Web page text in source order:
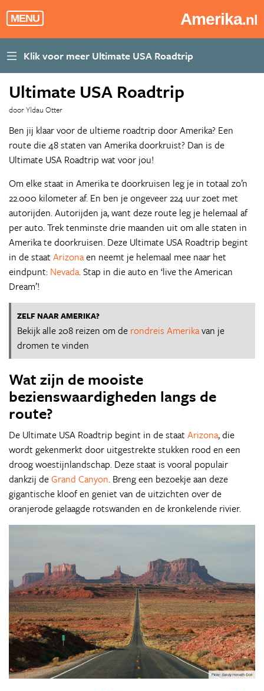
MENU Amerika.nl
Ultimate USA Roadtrip
door Yldau Otter
Ben jij klaar voor de ultieme roadtrip door Amerika? Een
route die 48 staten van Amerika doorkruist? Dan is de
Ultimate USA Roadtrip wat voor jou!
Om elke staat in Amerika te doorkruisen leg je in totaal zo’n
22.000 kilometer af. En ben je ongeveer 224 uur zoet met
autorijden. Autorijden ja, want deze route leg je helemaal af
per auto. Trek tenminste drie maanden uit om alle staten in
Amerika te doorkruisen. Deze Ultimate USA Roadtrip begint
in de staat Arizonaen neemt je helemaal mee naar het
eindpunt: Nevada. Stap in die auto en ‘live the American
Dream’!
ZELF NAAR AMERIKA?
Bekijk alle 208 reizen om de rondreis Amerikavan je
dromen te vinden
Wat zijn de mooiste
bezienswaardigheden langs de
route?
De Ultimate USA Roadtrip begint in de staat Arizona, die
wordt gekenmerkt door uitgestrekte stukken rood en een
droog woestijnlandschap. Deze staat is vooral populair
dankzij deGrand Canyon. Breng een bezoekje aan deze
gigantische kloof en geniet van de uitzichten over de
oranjerode gelaagde rotswanden en de kronkelende rivier.